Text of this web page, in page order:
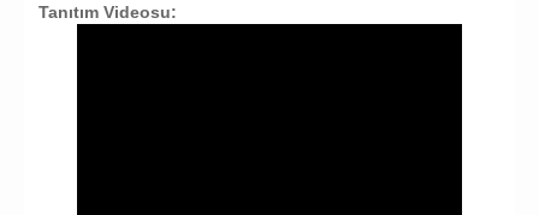
Tanıtım Videosu: